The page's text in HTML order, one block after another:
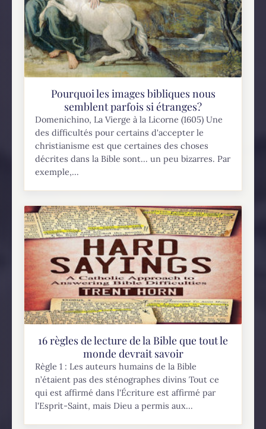
Pourquoi les images bibliques nous
semblent parfois si étranges?
Domenichino, La Vierge à la Licorne (1605) Une
des difficultés pour certains d'accepter le
christianisme est que certaines des choses
décrites dans la Bible sont... un peu bizarres. Par
exemple,...
16 règles de lecture de la Bible que tout le
monde devrait savoir
Règle 1 : Les auteurs humains de la Bible
n’étaient pas des sténographes divins Tout ce
qui est affirmé dans l'Écriture est affirmé par
l'Esprit-Saint, mais Dieu a permis aux...